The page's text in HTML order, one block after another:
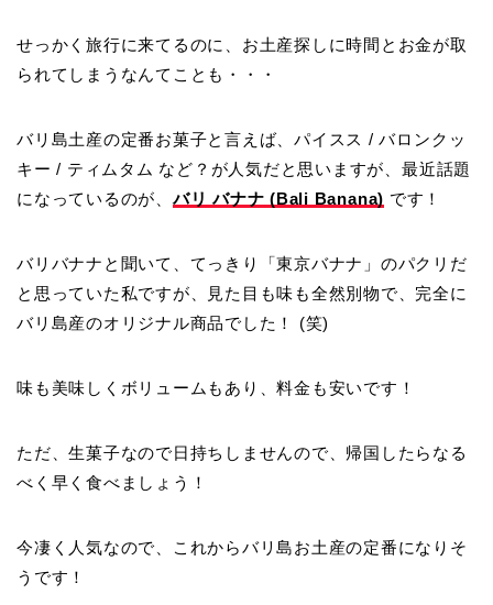
せっかく旅行に来てるのに、お土産探しに時間とお金が取
られてしまうなんてことも・・・
バリ島土産の定番お菓子と言えば、パイスス / バロンクッ
キー / ティムタム など？が人気だと思いますが、最近話題
になっているのが、バリ バナナ (Bali Banana) です！
バリバナナと聞いて、てっきり「東京バナナ」のパクリだ
と思っていた私ですが、見た目も味も全然別物で、完全に
バリ島産のオリジナル商品でした！ (笑)
味も美味しくボリュームもあり、料金も安いです！
ただ、生菓子なので日持ちしませんので、帰国したらなる
べく早く食べましょう！
今凄く人気なので、これからバリ島お土産の定番になりそ
うです！